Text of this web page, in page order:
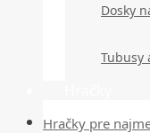
Dosky
Tubusy
Hračky pre